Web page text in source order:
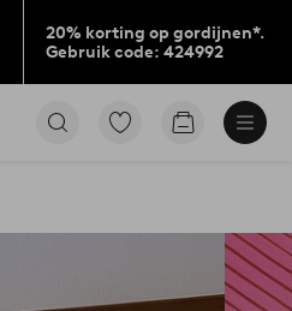
20% korting op gordijnen*.
Gebruik code: 424992
Ga
Go